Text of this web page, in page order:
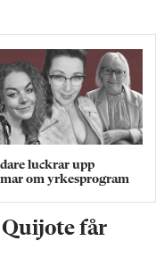
luckrar upp
om yrkesprogram
Quijote får